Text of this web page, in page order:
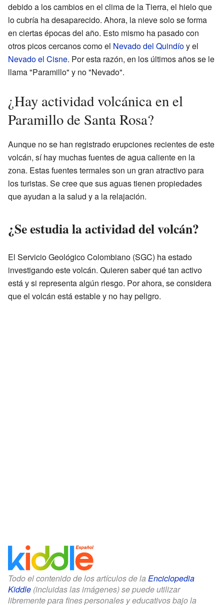
debido a los cambios en el clima de la Tierra, el hielo que
lo cubría ha desaparecido. Ahora, la nieve solo se forma
en ciertas épocas del año. Esto mismo ha pasado con
otros picos cercanos como el Nevado del Quindíoy el
Nevado el Cisne. Por esta razón, en los últimos años se le
llama "Paramillo" y no "Nevado".
¿Hay actividad volcánica en el
Paramillo de Santa Rosa?
Aunque no se han registrado erupciones recientes de este
volcán, sí hay muchas fuentes de agua caliente en la
zona. Estas fuentes termales son un gran atractivo para
los turistas. Se cree que sus aguas tienen propiedades
que ayudan a la salud y a la relajación.
¿Se estudia la actividad del volcán?
El Servicio Geológico Colombiano (SGC) ha estado
investigando este volcán. Quieren saber qué tan activo
está y si representa algún riesgo. Por ahora, se considera
que el volcán está estable y no hay peligro.
Todo el contenido de los artículos de la Enciclopedia
Kiddle (incluidas las imágenes) se puede utilizar
libremente para fines personales y educativos bajo la